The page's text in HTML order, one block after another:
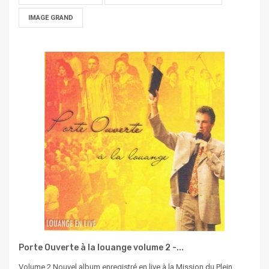
IMAGE GRAND
Porte Ouverte à la louange volume 2 -...
Volume 2 Nouvel album enregistré en live à la Mission du Plein